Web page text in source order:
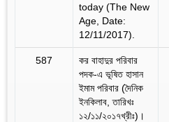
today (The New
Age, Date:
12/11/2017).
587
কর বাহাদুর পরিবার
পদক-এ ভূষিত হাসান
ইমাম পরিবার (দৈনিক
ইনকিলাব, তারিখঃ
১২/১১/২০১৭খ্রীঃ)।